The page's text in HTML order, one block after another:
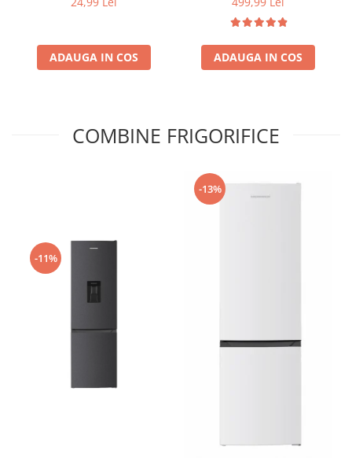
ADAUGA IN COS
pulverizare, sistem anti-
urme și control inteligent,
Alb
ADAUGA IN COS
COMBINE FRIGORIFICE
-11%
-13%